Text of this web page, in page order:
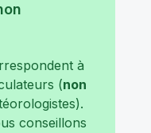
à
(non
conseillons